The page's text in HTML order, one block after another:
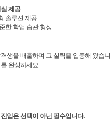
제공
솔루션 제공
한 학업 습관 형성
생을 배출하며 그 실력을 입증해 왔습
완성하세요.
입은 선택이 아닌 필수입니다.